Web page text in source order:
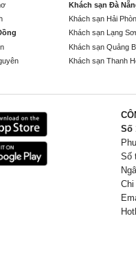
Khách sạn Đà
Khách sạn Hải
Khách sạn Lạng
Khách sạn Quảng
Khách sạn Thanh
Số
Số